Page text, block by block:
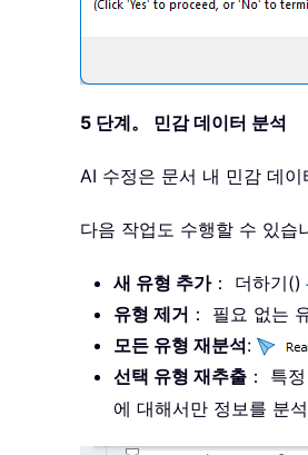
5 단계。 민감 데이터 분석
AI 수정은 문서 내 민감 데이
다음 작업도 수행할 수 있습
새 유형 추가： 더하기()
유형 제거 ： 필요 없는
모든 유형 재분석:
선택 유형 재추출 ： 특
에 대해서만 정보를 분